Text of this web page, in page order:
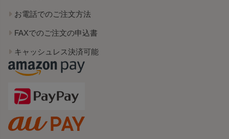
お電話でのご注文方法
FAXでのご注文の申込書
キャッシュレス決済可能